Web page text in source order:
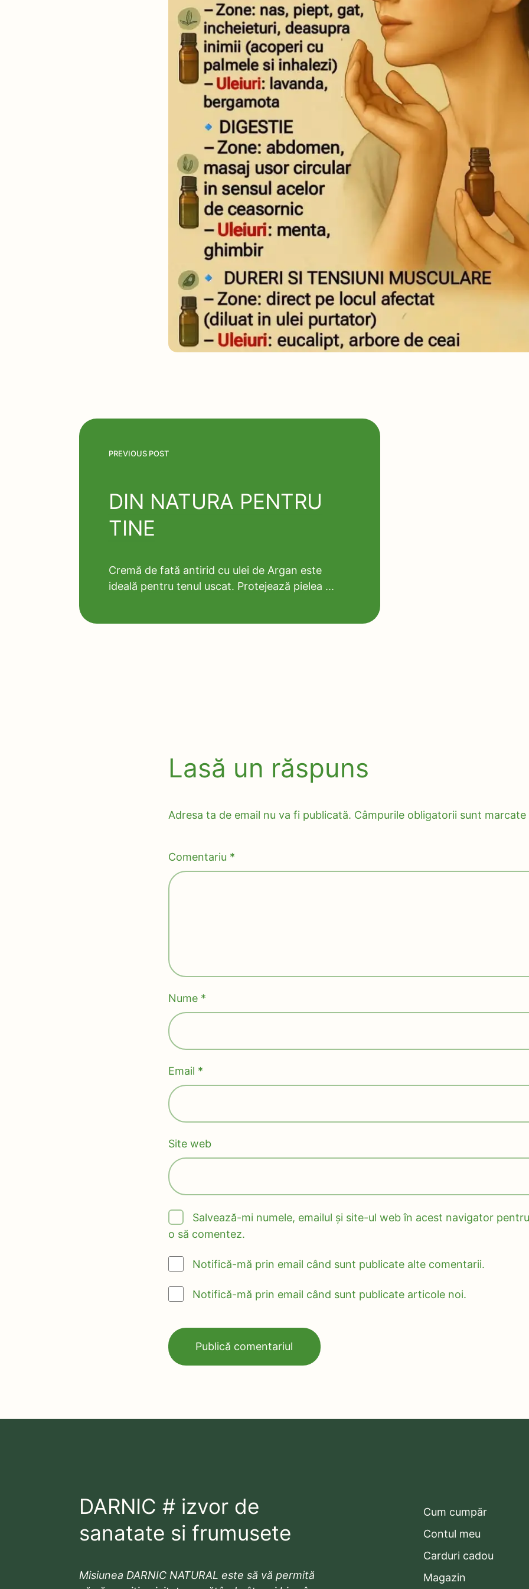
PREVIOUS POST
DIN NATURA PENTRU
TINE
Cremă de fată antirid cu ulei de Argan este
ideală pentru tenul uscat. Protejează pielea ...
Lasă un răspuns
Adresa ta de email nu va fi publicată. Câmpurile obligatorii sunt
Comentariu *
Nume *
Email *
Site web
Salvează-mi numele, emailul și site-ul web în acest navigator
o să comentez.
Notifică-mă prin email când sunt publicate alte comentarii.
Notifică-mă prin email când sunt publicate articole noi.
DARNIC # izvor de
sanatate si frumusete
Misiunea DARNIC NATURAL este să vă permită
Cum cumpăr
Contul meu
Carduri cadou
Magazin